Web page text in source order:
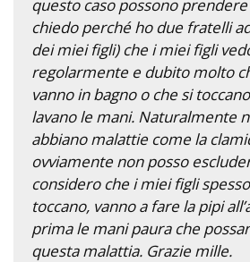
questo caso possono prendere
chiedo perché ho due fratelli
dei miei figli) che i miei figli
regolarmente e dubito molto
vanno in bagno o che si
lavano le mani. Naturalmente
abbiano malattie come la
ovviamente non posso
considero che i miei figli
toccano, vanno a fare la pipi
prima le mani paura che
questa malattia. Grazie mille.